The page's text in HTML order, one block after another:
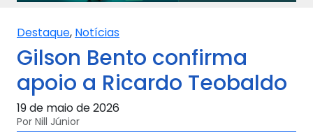
Destaque, Notícias
Gilson Bento confirma
apoio a Ricardo Teobaldo
19 de maio de 2026
Por Nill Júnior